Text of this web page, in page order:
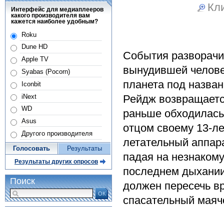
События
вынудившей
планета под
Рейдж
раньше
отцом своему 13-
летательный
падая на
последнем
должен пересечь
спасательный
Интерфейс для медиаплееров
какого производителя вам
кажется наиболее удобным?
Roku
Dune HD
Apple TV
Syabas (Pocorn)
Iconbit
iNext
WD
Asus
Другого производителя
Голосовать Результаты
Результаты других опросов
Поиск
ОК